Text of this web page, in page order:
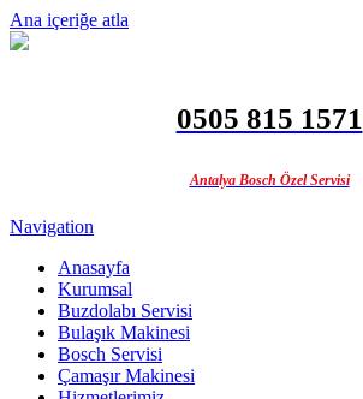
Ana içeriğe atla
0505 815 1571
Antalya Bosch Özel Servisi
Navigation
Anasayfa
Kurumsal
Buzdolabı Servisi
Bulaşık Makinesi
Bosch Servisi
Çamaşır Makinesi